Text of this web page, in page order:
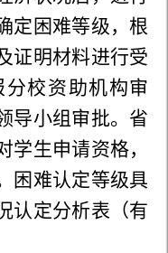
定困难等级，根
证明材料进行受
校资助机构审
导小组审批。省
学生申请资格，
困难认定等级具
认定分析表（有